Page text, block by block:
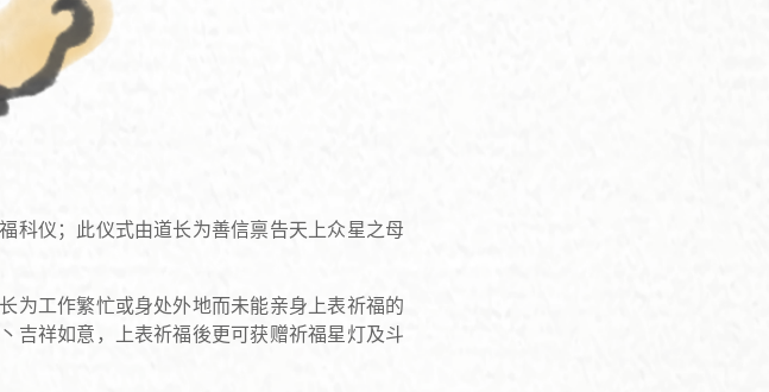
科仪；此仪式由道长为善信禀告天上众星之母
为工作繁忙或身处外地而未能亲身上表祈福的
吉祥如意，上表祈福後更可获赠祈福星灯及斗